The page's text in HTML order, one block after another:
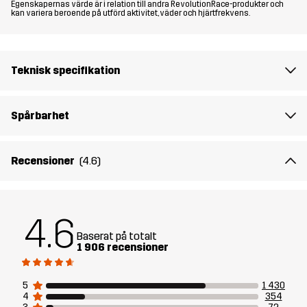
Passform REGULAR FIT
Membran
Andningsförmåga: 10 000 g/m²/24h
Vikt 665g i storlek M
Egenskapernas värde är i relation till andra RevolutionRace-produkter och
kan variera beroende på utförd aktivitet, väder och hjärtfrekvens.
Teknisk specifikation
Spårbarhet
Recensioner (4.6)
4.6 Baserat på totalt
1 906 recensioner
5
1 430
4
354